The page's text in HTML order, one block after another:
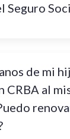
Seguro
de mi
CRBA al